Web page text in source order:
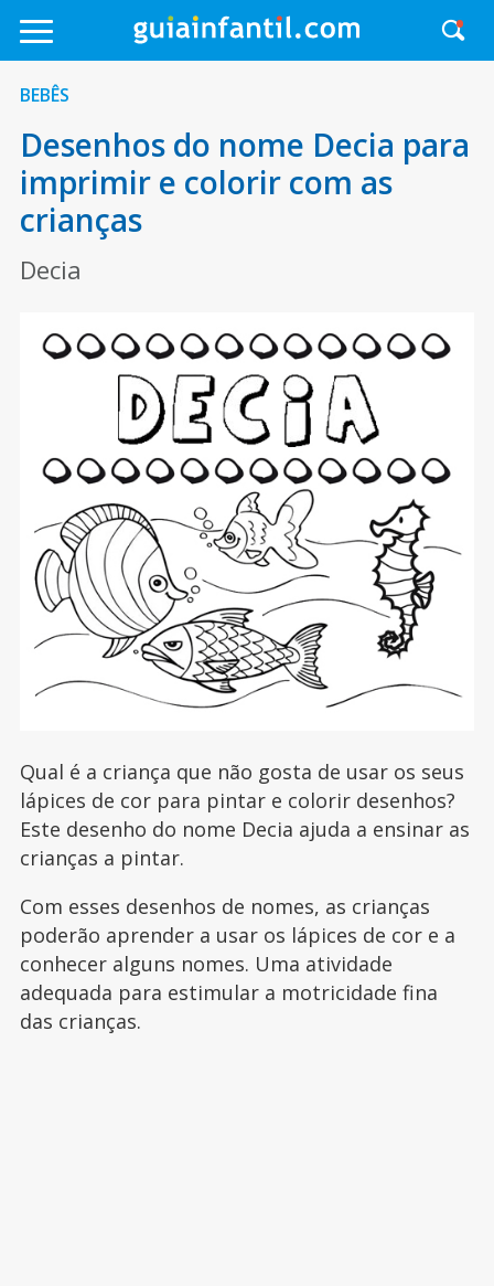
BEBÊS
Desenhos do nome Decia para
imprimir e colorir com as
crianças
Decia
Qual é a criança que não gosta de usar os seus
lápices de cor para pintar e colorir desenhos?
Este desenho do nome Decia ajuda a ensinar as
crianças a pintar.
Com esses desenhos de nomes, as crianças
poderão aprender a usar os lápices de cor e a
conhecer alguns nomes. Uma atividade
adequada para estimular a motricidade fina
das crianças.